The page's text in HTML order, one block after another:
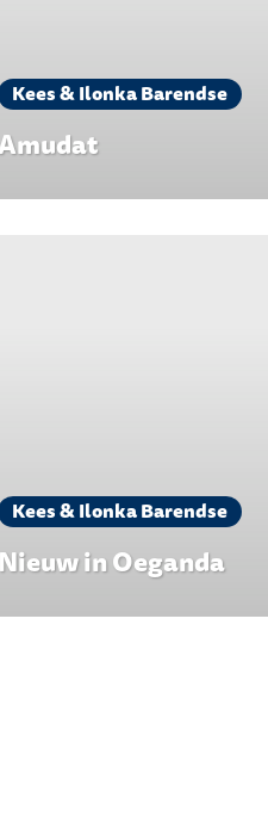
Kees & Ilonka Barendse
Kees & Ilonka Barendse
Nieuw in Oeganda